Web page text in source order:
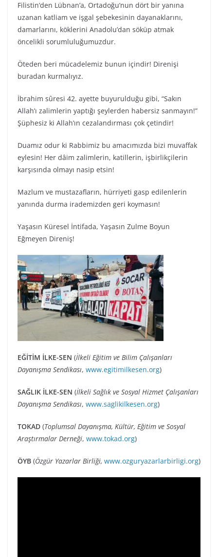
Filistin’den Lübnan’a, Ortadoğu’nun dört bir yanına
uzanan katliam ve işgal şebekesinin dayanaklarını,
damarlarını, köklerini Anadolu’dan söküp atmak
öncelikli sorumluluğumuzdur.
Öteden beri mücadelemiz bunun içindir! Direnişi
buradan kurmalıyız.
İbrahim sûresi 42. ayette buyurulduğu gibi, “Sakın
Allah’ı zalimlerin yaptığı şeylerden habersiz sanmayın!”
Şüphesiz ki Allah’ın cezalandırması çok çetindir!
Duamız odur ki Rabbimiz bu amacımızda bizi muvaffak
eylesin! Her dâim zalimlerin, katillerin, işbirlikçilerin
karşısında olmayı nasip etsin!
Mazlum ve mustazafların, hürriyeti gasp edilenlerin
yanında durma irademizden geri koymasın!
Yaşasın Küresel İntifada, Yaşasın Zulme Boyun
Eğmeyen Direniş!
EĞİTİM İLKE-SEN (İlkeli Eğitim ve Bilim Çalışanları
Dayanışma Sendikası, www.egitimilkesen.org)
SAĞLIK İLKE-SEN (İlkeli Sağlık ve Sosyal Hizmet Çalışanları
Dayanışma Sendikası, www.saglikilkesen.org)
TOKAD (Toplumsal Dayanışma, Kültür, Eğitim ve Sosyal
Araştırmalar Derneği, www.tokad.org)
ÖYB (Özgür Yazarlar Birliği, www.ozguryazarlarbirligi.org)